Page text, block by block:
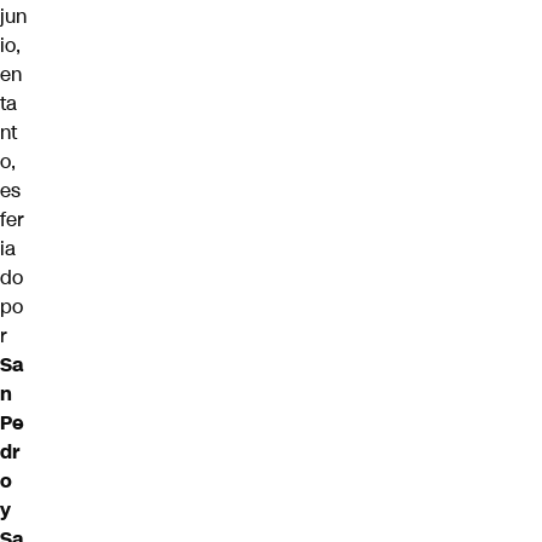
jun
io,
en
ta
nt
o,
es
fer
ia
do
po
r
Sa
n
Pe
dr
o
y